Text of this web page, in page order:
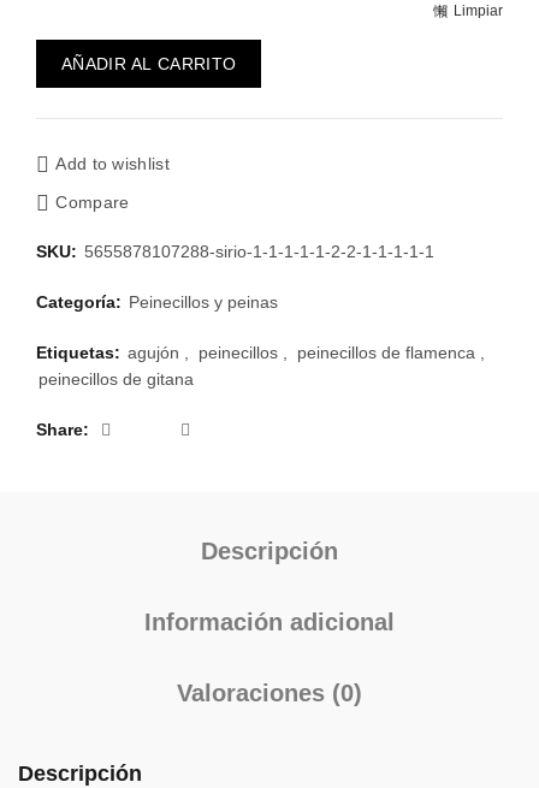
Limpiar
AÑADIR AL CARRITO
Add to wishlist
Compare
SKU: 5655878107288-sirio-1-1-1-1-1-2-2-1-1-1-1-1
Categoría: Peinecillos y peinas
Etiquetas: agujón , peinecillos , peinecillos de flamenca ,
peinecillos de gitana
Share
Descripción
Información adicional
Valoraciones (0)
Descripción